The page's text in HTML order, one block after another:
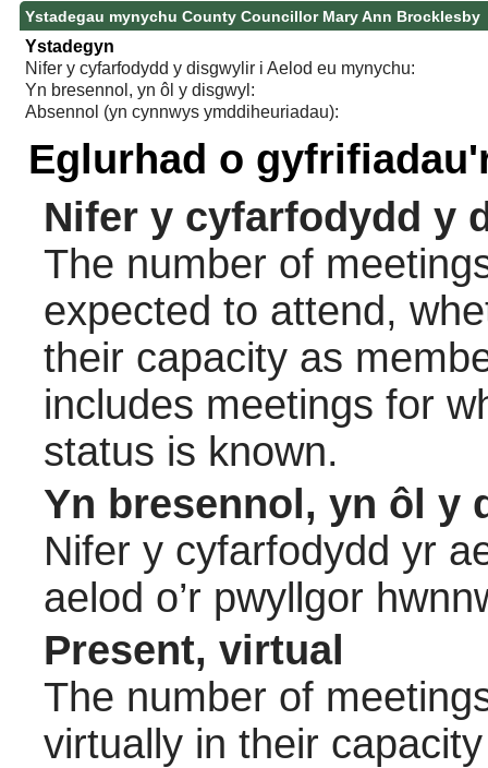
Ystadegau mynychu County Councillor Mary Ann Brocklesby
Ystadegyn
Nifer y cyfarfodydd y disgwylir i Aelod eu mynychu:
Yn bresennol, yn ôl y disgwyl:
Absennol (yn cynnwys ymddiheuriadau):
Eglurhad o
Nifer y cyfarfodydd y
The number of
expected to attend,
their capacity as
includes meetings for
status is known.
Yn bresennol, yn ôl y
Nifer y cyfarfodydd yr
aelod o’r pwyllgor
Present, virtual
The number of
virtually in their